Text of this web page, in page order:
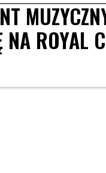
ROYAL